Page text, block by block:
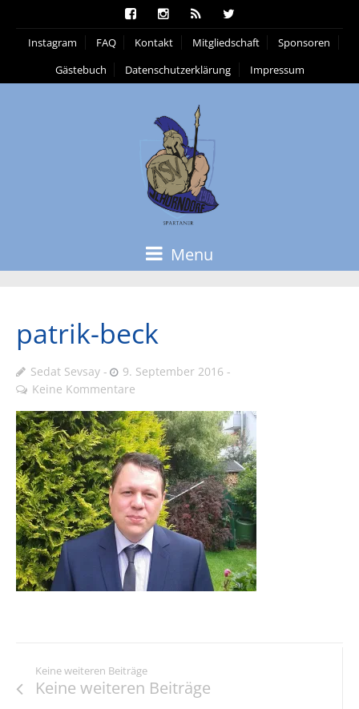
Instagram FAQ Kontakt Mitgliedschaft
Sponsoren
Gästebuch
Datenschutzerklärung Impressum
Menu
patrik-beck
Sedat Sevsay
9. September 2016
Keine Kommentare
Keine weiteren Beiträge
Keine weiteren Beiträge